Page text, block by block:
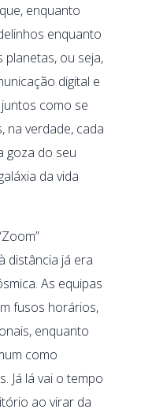
enquanto
enquanto
planetas, ou seja,
digital e
como se
na verdade, cada
goza do seu
da vida
distância já era
As equipas
fusos horários,
enquanto
como
Já lá vai o tempo
ao virar da